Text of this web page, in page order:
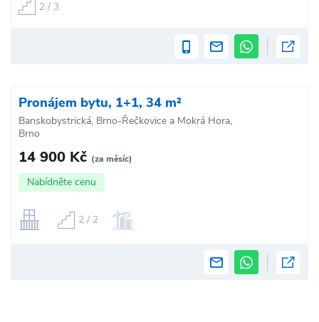
2 / 3
Pronájem bytu, 1+1, 34 m²
Banskobystrická, Brno-Řečkovice a Mokrá Hora,
Brno
14 900 Kč (za měsíc)
Nabídněte cenu
2 / 2